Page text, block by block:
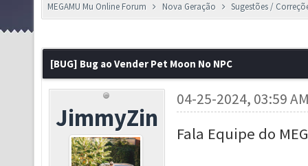
MEGAMU Mu Online Forum Nova Geração Sugestões /
[BUG] Bug ao Vender Pet Moon No NPC
JimmyZin
04-25-2024, 03:59
Fala Equipe do